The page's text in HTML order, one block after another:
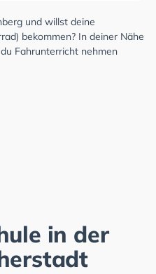
und willst deine
bekommen? In deiner Nähe
Fahrunterricht nehmen
in der